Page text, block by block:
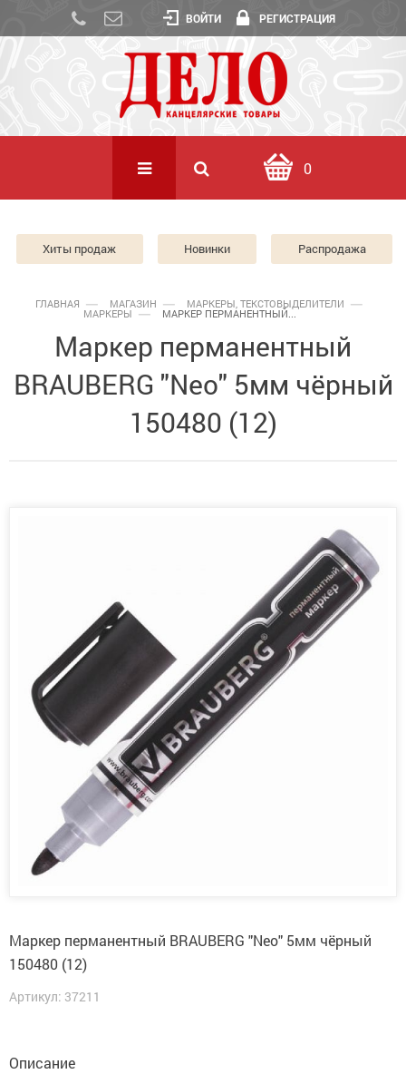
ВОЙТИ РЕГИСТРАЦИЯ
0
Хиты продаж Новинки Распродажа
ГЛАВНАЯ МАГАЗИН МАРКЕРЫ, ТЕКСТОВЫДЕЛИТЕЛИ
МАРКЕРЫ МАРКЕР ПЕРМАНЕНТНЫЙ...
Маркер перманентный
BRAUBERG "Neo" 5мм чёрный
150480 (12)
Маркер перманентный BRAUBERG "Neo" 5мм чёрный
150480 (12)
Артикул: 37211
Описание